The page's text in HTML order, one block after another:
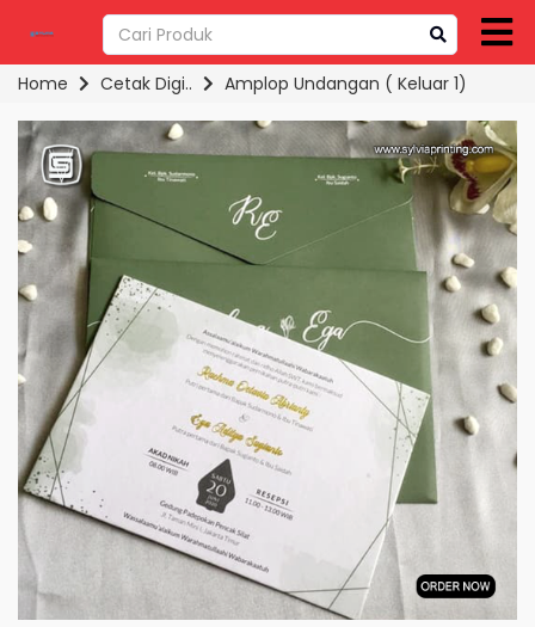
Home Cetak Digi.. Amplop Undangan ( Keluar 1)